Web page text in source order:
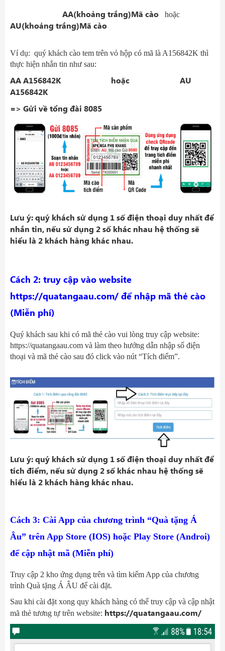
AA(khoảng trắng)Mã cào hoặc
AU(khoảng trắng)Mã cào
Ví dụ: quý khách cào tem trên vỏ hộp có mã là A156842K thì
thực hiện nhắn tin như sau:
AA A156842K hoặc AU
A156842K
=> Gửi về tổng đài 8085
Lưu ý: quý khách sử dụng 1 số điện thoại duy nhất để
nhắn tin, nếu sử dụng 2 số khác nhau hệ thống sẽ
hiểu là 2 khách hàng khác nhau.
Cách 2: truy cập vào website
https://quatangaau.com/ để nhập mã thẻ cào
(Miễn phí)
Quý khách sau khi có mã thẻ cào vui lòng truy cập website:
https://quatangaau.com và làm theo hướng dẫn nhập số điện
thoại và mã thẻ cào sau đó click vào nút “Tích điểm”.
Lưu ý: quý khách sử dụng 1 số điện thoại duy nhất để
tích điểm, nếu sử dụng 2 số khác nhau hệ thống sẽ
hiểu là 2 khách hàng khác nhau.
Cách 3: Cài App của chương trình “Quà tặng Á
Âu” trên App Store (IOS) hoặc Play Store (Androi)
để cập nhật mã (Miễn phí)
Truy cập 2 kho ứng dụng trên và tìm kiếm App của chương
trình Quà tặng Á ÂU để cài đặt.
Sau khi cài đặt xong quy khách hàng có thể truy cập và cập nhật
mã thẻ tương tự trên website: https://quatangaau.com/